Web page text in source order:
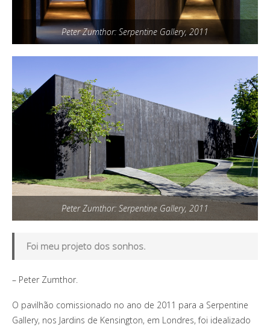
Peter Zumthor: Serpentine Gallery, 2011
Peter Zumthor: Serpentine Gallery, 2011
Foi meu projeto dos sonhos.
– Peter Zumthor.
O pavilhão comissionado no ano de 2011 para a Serpentine
Gallery, nos Jardins de Kensington, em Londres, foi idealizado